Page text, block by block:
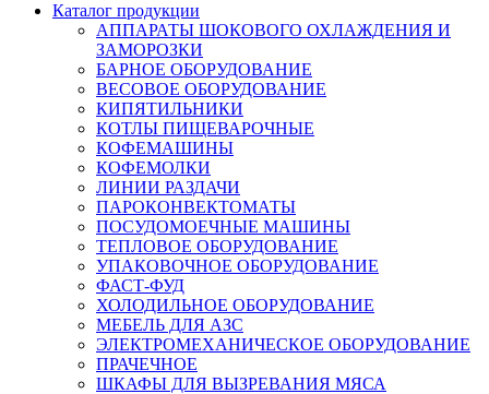
Каталог продукции
АППАРАТЫ ШОКОВОГО ОХЛАЖДЕНИЯ И
ЗАМОРОЗКИ
БАРНОЕ ОБОРУДОВАНИЕ
ВЕСОВОЕ ОБОРУДОВАНИЕ
КИПЯТИЛЬНИКИ
КОТЛЫ ПИЩЕВАРОЧНЫЕ
КОФЕМАШИНЫ
КОФЕМОЛКИ
ЛИНИИ РАЗДАЧИ
ПАРОКОНВЕКТОМАТЫ
ПОСУДОМОЕЧНЫЕ МАШИНЫ
ТЕПЛОВОЕ ОБОРУДОВАНИЕ
УПАКОВОЧНОЕ ОБОРУДОВАНИЕ
ФАСТ-ФУД
ХОЛОДИЛЬНОЕ ОБОРУДОВАНИЕ
МЕБЕЛЬ ДЛЯ АЗС
ЭЛЕКТРОМЕХАНИЧЕСКОЕ ОБОРУДОВАНИЕ
ПРАЧЕЧНОЕ
ШКАФЫ ДЛЯ ВЫЗРЕВАНИЯ МЯСА